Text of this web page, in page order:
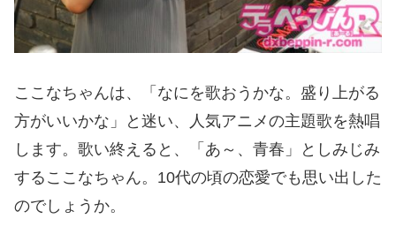
ここなちゃんは、「なにを歌おうかな。盛り上がる
方がいいかな」と迷い、人気アニメの主題歌を熱唱
します。歌い終えると、「あ～、青春」としみじみ
するここなちゃん。10代の頃の恋愛でも思い出した
のでしょうか。